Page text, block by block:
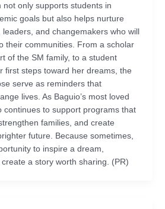
only supports students in
goals but also helps nurture
and changemakers who will
their communities. From a scholar
of the SM family, to a student
first steps toward her dreams, the
serve as reminders that
lives. As Baguio’s most loved
continues to support programs that
families, and create
future. Because sometimes,
to inspire a dream,
create a story worth sharing. (PR)